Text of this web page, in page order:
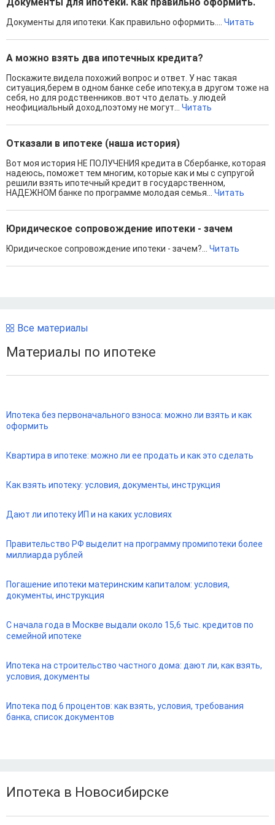
Документы для ипотеки. Как правильно оформить.... Читать
А можно взять два ипотечных кредита?
Поскажите.видела похожий вопрос и ответ. У нас такая
ситуация,берем в одном банке себе ипотеку,а в другом тоже на
себя, но для родственников..вот что делать..у людей
неофициальный доход,поэтому не могут... Читать
Отказали в ипотеке (наша история)
Вот моя история НЕ ПОЛУЧЕНИЯ кредита в Сбербанке, которая
надеюсь, поможет тем многим, которые как и мы с супругой
решили взять ипотечный кредит в государственном,
НАДЕЖНОМ банке по программе молодая семья... Читать
Юридическое сопровождение ипотеки - зачем
Юридическое сопровождение ипотеки - зачем?... Читать
Все материалы
Материалы по ипотеке
Ипотека без первоначального взноса: можно ли взять и как
оформить
Квартира в ипотеке: можно ли ее продать и как это сделать
Как взять ипотеку: условия, документы, инструкция
Дают ли ипотеку ИП и на каких условиях
Правительство РФ выделит на программу промипотеки более
миллиарда рублей
Погашение ипотеки материнским капиталом: условия,
документы, инструкция
С начала года в Москве выдали около 15,6 тыс. кредитов по
семейной ипотеке
Ипотека на строительство частного дома: дают ли, как взять,
условия, документы
Ипотека под 6 процентов: как взять, условия, требования
банка, список документов
Ипотека в Новосибирске